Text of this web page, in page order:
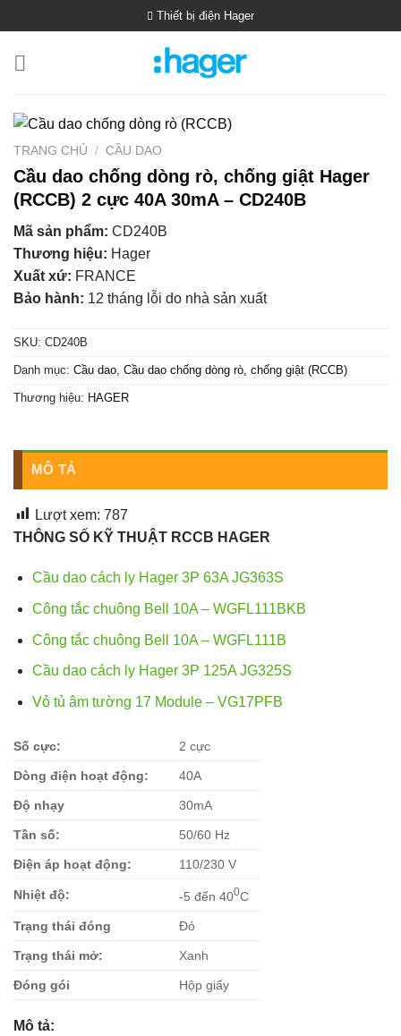
qua
nội
Thiết bị điện Hager
TRANG CHỦ / CẦU DAO
Cầu dao chống dòng rò, chống giật Hager
(RCCB) 2 cực 40A 30mA – CD240B
Mã sản phẩm: CD240B
Thương hiệu: Hager
Xuất xứ: FRANCE
Bảo hành: 12 tháng lỗi do nhà sản xuất
SKU: CD240B
Danh mục: Cầu dao Cầu dao chống dòng rò, chống giật (RCCB)
Thương hiệu: HAGER
MÔ TẢ
Lượt xem: 787
THÔNG SỐ KỸ THUẬT RCCB HAGER
Cầu dao cách ly Hager 3P 63A JG363S
Công tắc chuông Bell 10A – WGFL111BKB
Công tắc chuông Bell 10A – WGFL111B
Cầu dao cách ly Hager 3P 125A JG325S
Vỏ tủ âm tường 17 Module – VG17PFB
Số cực: 2 cực
Dòng điện hoạt động: 40A
Độ nhạy 30mA
Tần số: 50/60 Hz
Điện áp hoạt động: 110/230 V
Nhiệt độ: -5 đến 400C
Trạng thái đóng Đỏ
Trạng thái mở: Xanh
Đóng gói Hộp giấy
Mô tả: